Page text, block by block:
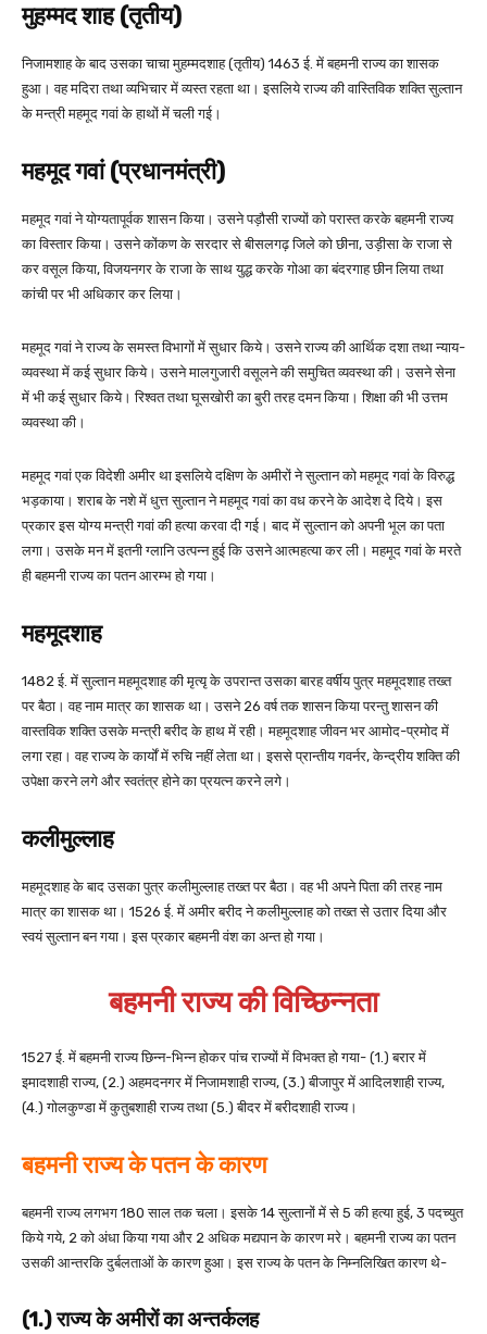
मुहम्मद शाह (तृतीय)
निजामशाह के बाद उसका चाचा मुहम्मदशाह (तृतीय) 1463 ई. में बहमनी राज्य का शासक
हुआ। वह मदिरा तथा व्यभिचार में व्यस्त रहता था। इसलिये राज्य की वास्तिविक शक्ति सुल्तान
के मन्त्री महमूद गवां के हाथों में चली गई।
महमूद गवां (प्रधानमंत्री)
महमूद गवां ने योग्यतापूर्वक शासन किया। उसने पड़ौसी राज्यों को परास्त करके बहमनी राज्य
का विस्तार किया। उसने कोंकण के सरदार से बीसलगढ़ जिले को छीना, उड़ीसा के राजा से
कर वसूल किया, विजयनगर के राजा के साथ युद्ध करके गोआ का बंदरगाह छीन लिया तथा
कांची पर भी अधिकार कर लिया।
महमूद गवां ने राज्य के समस्त विभागों में सुधार किये। उसने राज्य की आर्थिक दशा तथा न्याय-
व्यवस्था में कई सुधार किये। उसने मालगुजारी वसूलने की समुचित व्यवस्था की। उसने सेना
में भी कई सुधार किये। रिश्वत तथा घूसखोरी का बुरी तरह दमन किया। शिक्षा की भी उत्तम
व्यवस्था की।
महमूद गवां एक विदेशी अमीर था इसलिये दक्षिण के अमीरों ने सुल्तान को महमूद गवां के विरुद्ध
भड़काया। शराब के नशे में धुत्त सुल्तान ने महमूद गवां का वध करने के आदेश दे दिये। इस
प्रकार इस योग्य मन्त्री गवां की हत्या करवा दी गई। बाद में सुल्तान को अपनी भूल का पता
लगा। उसके मन में इतनी ग्लानि उत्पन्न हुई कि उसने आत्महत्या कर ली। महमूद गवां के मरते
ही बहमनी राज्य का पतन आरम्भ हो गया।
महमूदशाह
1482 ई. में सुल्तान महमूदशाह की मृत्यृ के उपरान्त उसका बारह वर्षीय पुत्र महमूदशाह तख्त
पर बैठा। वह नाम मात्र का शासक था। उसने 26 वर्ष तक शासन किया परन्तु शासन की
वास्तविक शक्ति उसके मन्त्री बरीद के हाथ में रही। महमूदशाह जीवन भर आमोद-प्रमोद में
लगा रहा। वह राज्य के कार्यों में रुचि नहीं लेता था। इससे प्रान्तीय गवर्नर, केन्द्रीय शक्ति की
उपेक्षा करने लगे और स्वतंत्र होने का प्रयत्न करने लगे।
कलीमुल्लाह
महमूदशाह के बाद उसका पुत्र कलीमुल्लाह तख्त पर बैठा। वह भी अपने पिता की तरह नाम
मात्र का शासक था। 1526 ई. में अमीर बरीद ने कलीमुल्लाह को तख्त से उतार दिया और
स्वयं सुल्तान बन गया। इस प्रकार बहमनी वंश का अन्त हो गया।
बहमनी राज्य की विच्छिन्नता
1527 ई. में बहमनी राज्य छिन्न-भिन्न होकर पांच राज्यों में विभक्त हो गया- (1.) बरार में
इमादशाही राज्य, (2.) अहमदनगर में निजामशाही राज्य, (3.) बीजापुर में आदिलशाही राज्य,
(4.) गोलकुण्डा में कुतुबशाही राज्य तथा (5.) बीदर में बरीदशाही राज्य।
बहमनी राज्य के पतन के कारण
बहमनी राज्य लगभग 180 साल तक चला। इसके 14 सुल्तानों में से 5 की हत्या हुई, 3 पदच्युत
किये गये, 2 को अंधा किया गया और 2 अधिक मद्यपान के कारण मरे। बहमनी राज्य का पतन
उसकी आन्तरकि दुर्बलताओं के कारण हुआ। इस राज्य के पतन के निम्नलिखित कारण थे-
(1.) राज्य के अमीरों का अन्तर्कलह